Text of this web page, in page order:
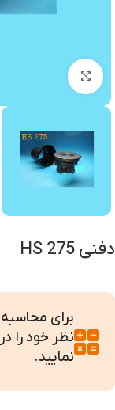
بزرگنمایی تصویر
دفنی HS 275
برای محاسبه
نظر خود را
نمایید.